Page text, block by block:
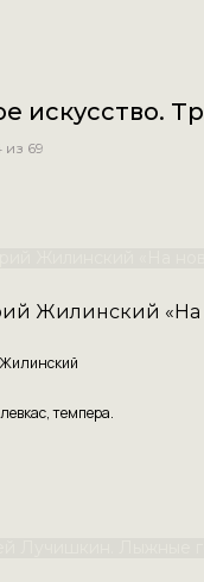
искусство.
из 69
Жилинский «На
темпера.